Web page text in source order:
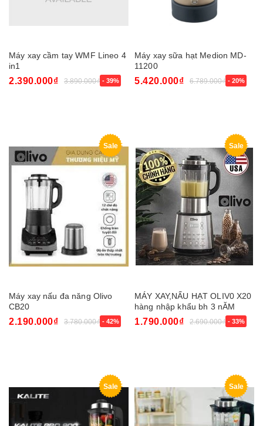
Máy xay cầm tay WMF Lineo 4
in1
2.390.000₫ 3.890.000₫ - 39%
Máy xay sữa hạt Medion MD-
11200
5.420.000₫ 6.789.000₫ - 20%
Sale
Máy xay nấu đa năng Olivo
CB20
2.190.000₫ 3.780.000₫ - 42%
Sale
MÁY XAY,NẤU HẠT OLIV0 X20
hàng nhập khẩu bh 3 nĂM
1.790.000₫ 2.690.000₫ - 33%
Sale Sale